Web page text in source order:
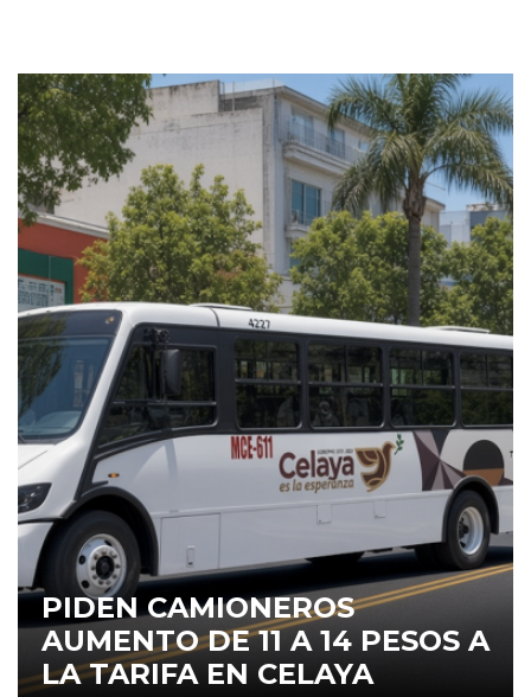
PIDEN CAMIONEROS
AUMENTO DE 11 A 14 PESOS A
LA TARIFA EN CELAYA